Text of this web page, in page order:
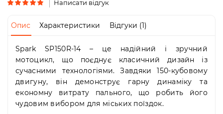
-
19:00
10:00
-
19:00
Нд
-
вихідний
Написати відгук
Опис Характеристики Відгуки (1)
Spark SP150R-14 – це надійний і зручний
мотоцикл, що поєднує класичний дизайн із
сучасними технологіями. Завдяки 150-кубовому
двигуну, він демонструє гарну динаміку та
економну витрату пального, що робить його
чудовим вибором для міських поїздок.